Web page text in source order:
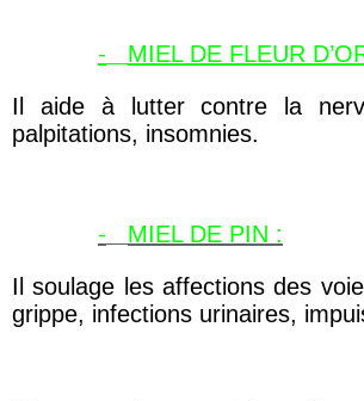
-
MIEL DE FLEUR
Il aide à lutter contre la
palpitations, insomnies.
-
MIEL DE PIN :
Il soulage les affections des
grippe, infections urinaires,